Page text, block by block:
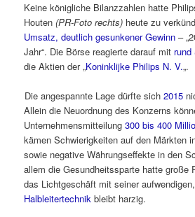
Keine königliche Bilanzzahlen hatte
Houten(PR-Foto rechts) heute zu
Umsatz, deutlich gesunkener Gewinn –
Jahr“. Die Börse reagierte darauf mit
die Aktien der „Koninklijke Philips N. V.„.
Die angespannte Lage dürfte sich2015
Allein die Neuordnung des Konzerns
Unternehmensmitteilung300 bis 400
kämen Schwierigkeiten auf den Märkten
sowie negative Währungseffekte in den
allem die Gesundheitssparte hatte große
das Lichtgeschäft mit seiner
Halbleitertechnik bleibt harzig.